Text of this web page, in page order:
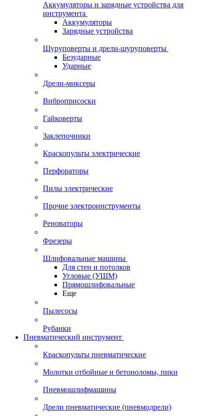
Аккумуляторы и зарядные устройства для
инструмента
Аккумуляторы
Зарядные устройства
Шуруповерты и дрели-шуруповерты
Безударные
Ударные
Дрели-миксеры
Виброприсоски
Гайковерты
Заклепочники
Краскопульты электрические
Перфораторы
Пилы электрические
Прочие электроинструменты
Реноваторы
Фрезеры
Шлифовальные машины
Для стен и потолков
Угловые (УШМ)
Прямошлифовальные
Еще
Пылесосы
Рубанки
Пневматический инструмент
Краскопульты пневматические
Молотки отбойные и бетоноломы, пики
Пневмошлифмашины
Дрели пневматические (пневмодрели)